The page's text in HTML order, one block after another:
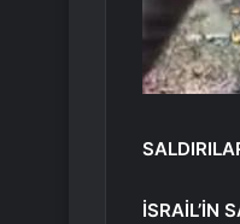
İSRAİL’İN